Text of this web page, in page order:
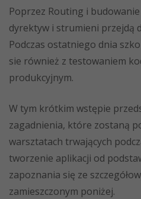
Poprzez Routing i
dyrektyw i strumieni przejdą
Podczas ostatniego dnia
sie również z testowaniem
produkcyjnym.
W tym krótkim wstępie
zagadnienia, które zostaną
warsztatach trwających
tworzenie aplikacji od
zapoznania się ze
zamieszczonym poniżej.